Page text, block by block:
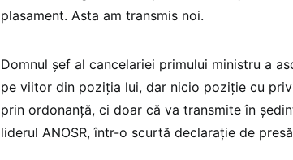
plasament. Asta am transmis noi.
Domnul șef al cancelariei primului ministru a
pe viitor din poziția lui, dar nicio poziție cu
prin ordonanță, ci doar că va transmite în
liderul ANOSR, într-o scurtă declarație de